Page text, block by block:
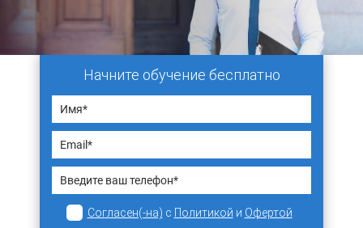
Начните обучение бесплатно
Согласен(-на) с Политикой и Офертой